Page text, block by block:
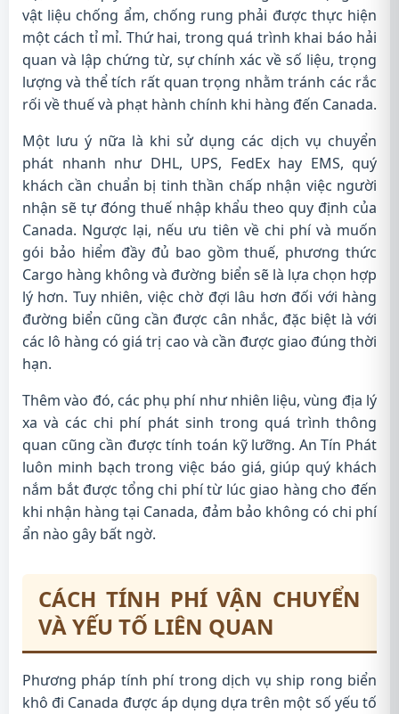
vật liệu chống ẩm, chống rung phải được thực hiện
một cách tỉ mỉ. Thứ hai, trong quá trình khai báo hải
quan và lập chứng từ, sự chính xác về số liệu, trọng
lượng và thể tích rất quan trọng nhằm tránh các rắc
rối về thuế và phạt hành chính khi hàng đến Canada.
Một lưu ý nữa là khi sử dụng các dịch vụ chuyển
phát nhanh như DHL, UPS, FedEx hay EMS, quý
khách cần chuẩn bị tinh thần chấp nhận việc người
nhận sẽ tự đóng thuế nhập khẩu theo quy định của
Canada. Ngược lại, nếu ưu tiên về chi phí và muốn
gói bảo hiểm đầy đủ bao gồm thuế, phương thức
Cargo hàng không và đường biển sẽ là lựa chọn hợp
lý hơn. Tuy nhiên, việc chờ đợi lâu hơn đối với hàng
đường biển cũng cần được cân nhắc, đặc biệt là với
các lô hàng có giá trị cao và cần được giao đúng thời
hạn.
Thêm vào đó, các phụ phí như nhiên liệu, vùng địa lý
xa và các chi phí phát sinh trong quá trình thông
quan cũng cần được tính toán kỹ lưỡng. An Tín Phát
luôn minh bạch trong việc báo giá, giúp quý khách
nắm bắt được tổng chi phí từ lúc giao hàng cho đến
khi nhận hàng tại Canada, đảm bảo không có chi phí
ẩn nào gây bất ngờ.
CÁCH TÍNH PHÍ VẬN CHUYỂN
VÀ YẾU TỐ LIÊN QUAN
Phương pháp tính phí trong dịch vụ ship rong biển
khô đi Canada được áp dụng dựa trên một số yếu tố